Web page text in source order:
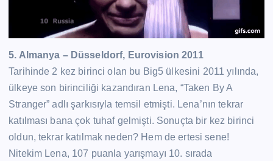
5. Almanya – Düsseldorf, Eurovision 2011
Tarihinde 2 kez birinci olan bu Big5 ülkesini 2011 yılında,
ülkeye son birinciliği kazandıran Lena, “Taken By A
Stranger” adlı şarkısıyla temsil etmişti. Lena’nın tekrar
katılması bana çok tuhaf gelmişti. Sonuçta bir kez birinci
oldun, tekrar katılmak neden? Hem de ertesi sene!
Nitekim Lena, 107 puanla yarışmayı 10. sırada